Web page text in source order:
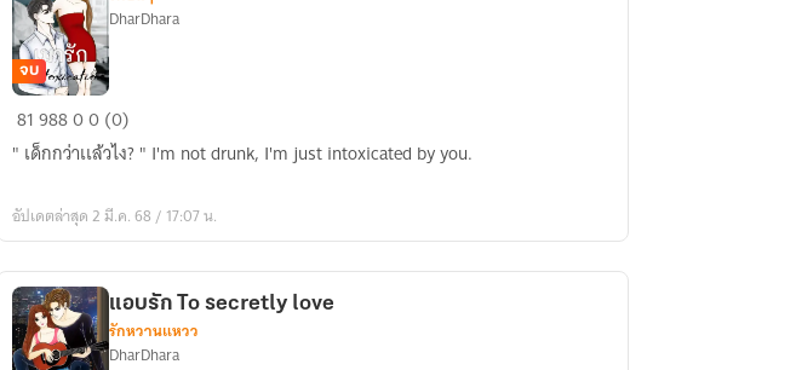
เมา
รัก
Intoxication
จบ
DharDhara
8198800 (0)
" เด็กกว่าเเล้วไง? " I'm not drunk, I'm just intoxicated by you.
อัปเดตล่าสุด 2 มี.ค. 68 / 17:07 น.
แอบรัก To secretly love
รักหวานแหวว
DharDhara